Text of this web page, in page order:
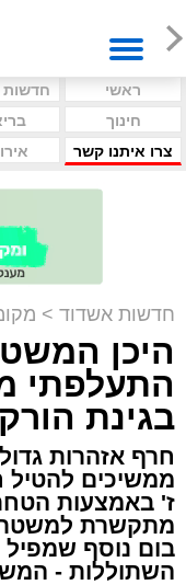
ראשי חדשות
חינוך
צרו איתנו קשר
חדשות אשדוד >
היכן
התעלפתי
בגינת
חרף אזהרות
ממשיכים להטיל
ז' באמצעות
מתקשרת
בום נוסף
השתוללות -